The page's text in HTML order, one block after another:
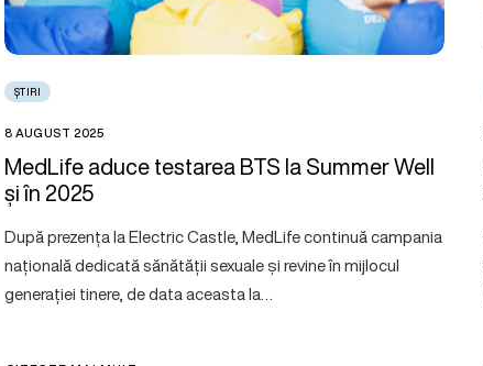
ȘTIRI
8 AUGUST 2025
MedLife aduce testarea BTS la Summer Well
și în 2025
După prezența la Electric Castle, MedLife continuă campania
națională dedicată sănătății sexuale și revine în mijlocul
generației tinere, de data aceasta la…